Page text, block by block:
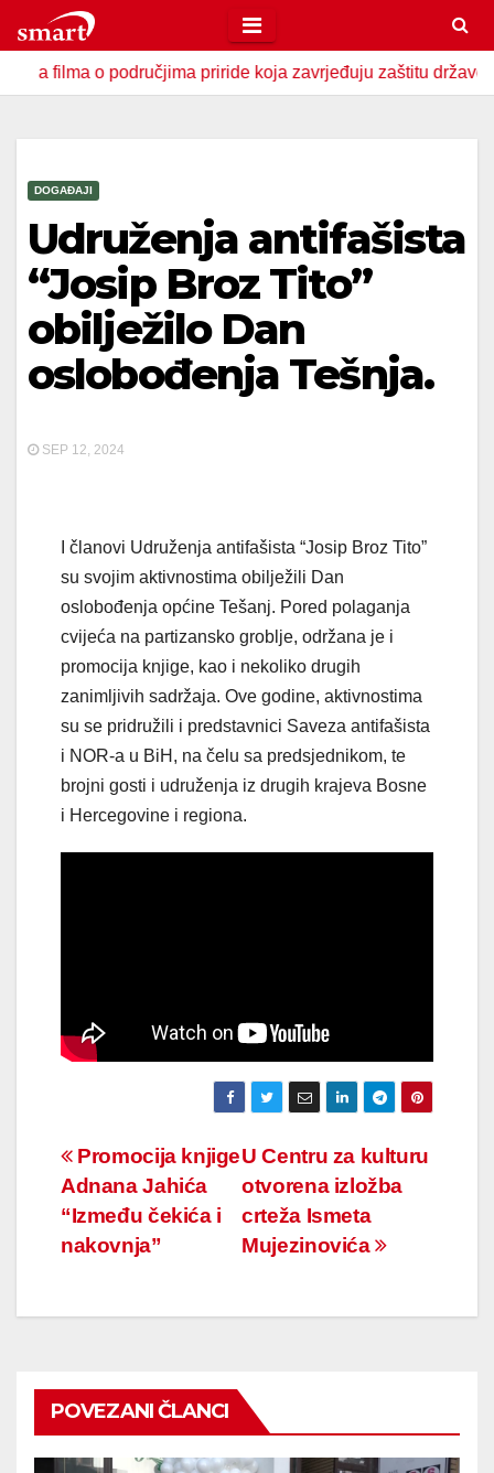
to
contento područjima priride koja zavrjeđuju zaštitu države U
DOGAĐAJI
Udruženja antifašista
“Josip Broz Tito”
obilježilo Dan
oslobođenja Tešnja.
SEP 12, 2024
I članovi Udruženja antifašista “Josip Broz Tito”
su svojim aktivnostima obilježili Dan
oslobođenja općine Tešanj. Pored polaganja
cvijeća na partizansko groblje, održana je i
promocija knjige, kao i nekoliko drugih
zanimljivih sadržaja. Ove godine, aktivnostima
su se pridružili i predstavnici Saveza antifašista
i NOR-a u BiH, na čelu sa predsjednikom, te
brojni gosti i udruženja iz drugih krajeva Bosne
i Hercegovine i regiona.
Navigacija
članaka
U Centru za kulturu
otvorena izložba
crteža Ismeta
Mujezinovića
Promocija knjige
Adnana Jahića
“Između čekića i
nakovnja”
POVEZANI ČLANCI